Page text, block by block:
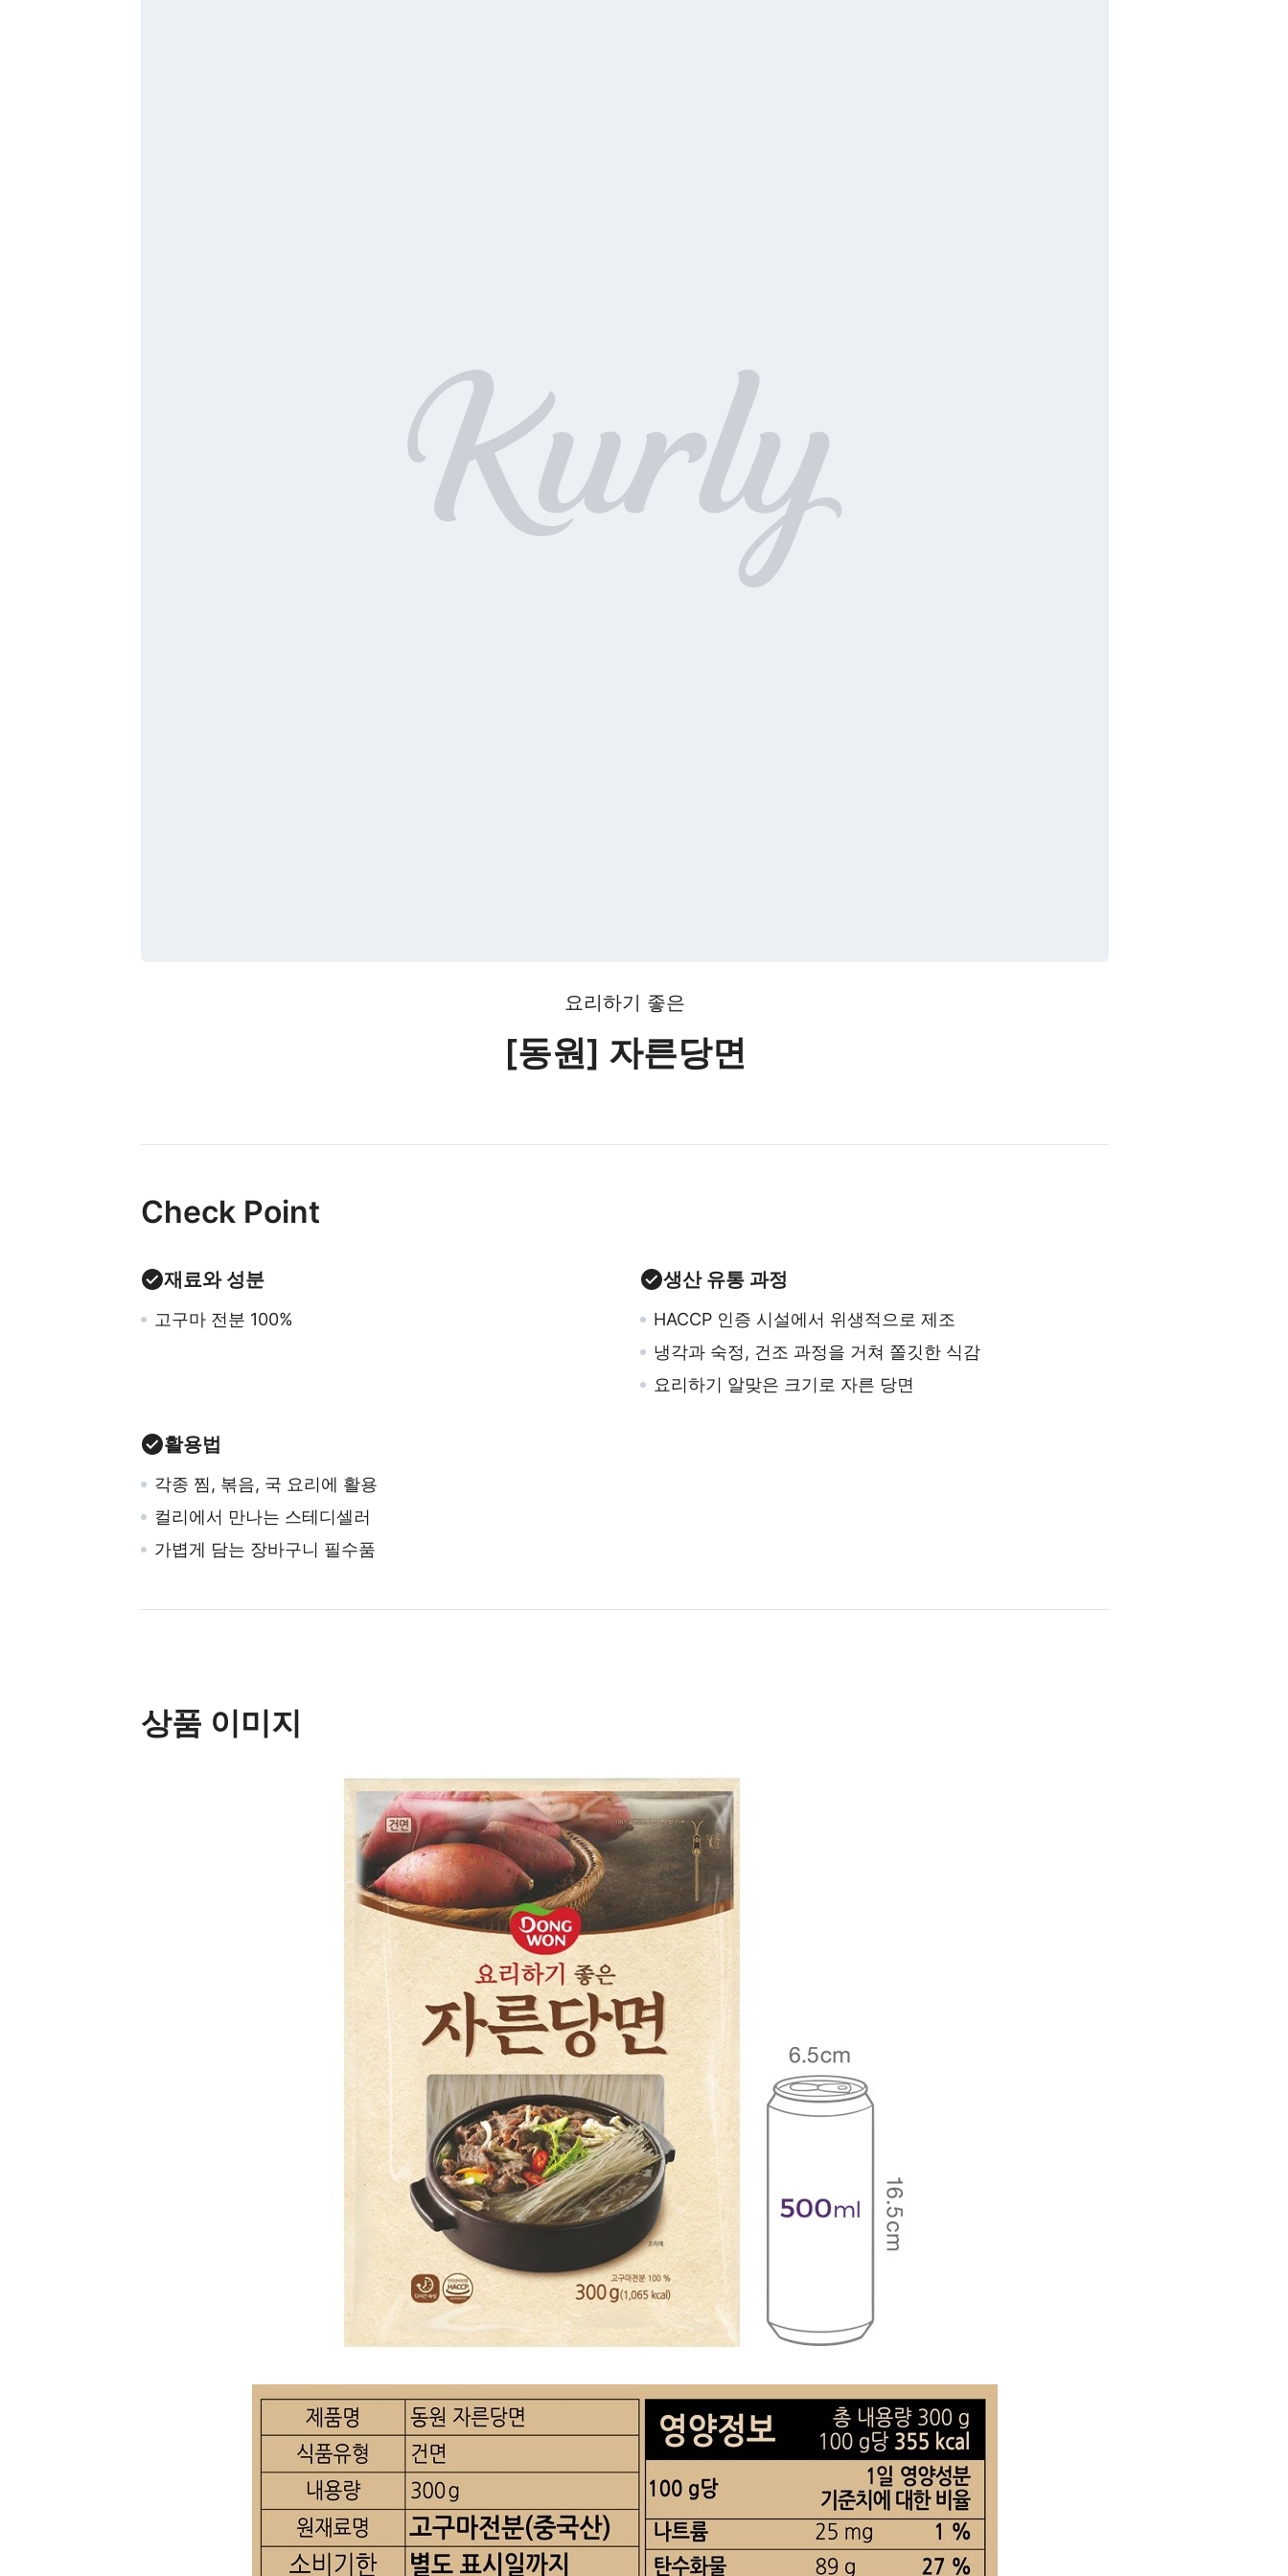
요리하기 좋은
[동원] 자른당면
Check Point
재료와 성분
고구마 전분 100%
생산 유통 과정
HACCP 인증 시설에서 위생적으로 제조
냉각과 숙정, 건조 과정을 거쳐 쫄깃한 식감
요리하기 알맞은 크기로 자른 당면
활용법
각종 찜, 볶음, 국 요리에 활용
컬리에서 만나는 스테디셀러
가볍게 담는 장바구니 필수품
상품 이미지